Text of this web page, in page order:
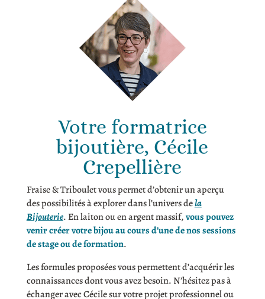
Votre formatrice
bijoutière, Cécile
Crepellière
Fraise & Triboulet vous permet d’obtenir un aperçu
des possibilités à explorer dans l’univers dela
Bijouterie. En laiton ou en argent massif,vous pouvez
venir créer votre bijou au cours d’une de nos sessions
de stage ou de formation.
Les formules proposées vous permettent d’acquérir les
connaissances dont vous avez besoin. N’hésitez pas à
échanger avec Cécile sur votre projet professionnel ou